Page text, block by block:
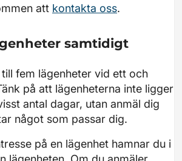
att kontakta oss.
samtidigt
fem lägenheter vid ett och
på att lägenheterna inte ligger
antal dagar, utan anmäl dig
något som passar dig.
på en lägenhet hamnar du i